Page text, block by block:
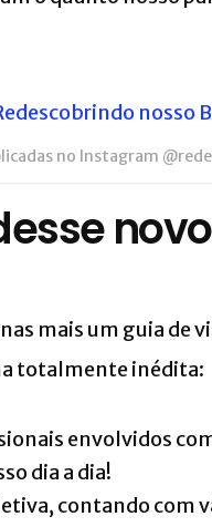
no Instagram
mais um guia de
totalmente inédita:
envolvidos
dia a dia!
contando com